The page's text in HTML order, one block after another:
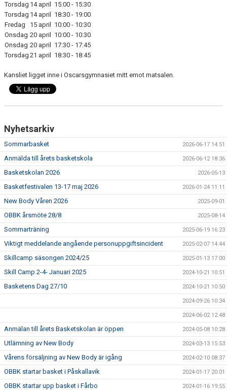
MEDLEMSSKAP
HJÄLPFOND
STYRELSEN
SCHYSST IDROTT LF KALMAR
Torsdag 14 april
15:00 - 15:30
Torsdag 14 april
18:30 - 19:00
Fredag
15 april
10:00 - 10:30
Onsdag 20 april
10:00 - 10:30
Onsdag 20 april
17:30 - 17:45
Torsdag 21 april 18:30 - 18:45
Kansliet ligget inne i Oscarsgymnasiet mitt emot matsalen.
Nyhetsarkiv
Sommarbasket 2026-06-17 14:51
Anmälda till årets basketskola 2026-06-12 18:36
Basketskolan 2026 2026-05-13
Basketfestivalen 13-17 maj 2026 2026-01-24 11:11
New Body Våren 2026 2025-09-01
OBBK årsmöte 28/8 2025-08-14
Sommarträning 2025-06-19 16:23
Viktigt meddelande angående personuppgiftsincident 2025-02-07 14:44
Skillcamp säsongen 2024/25 2025-01-13 17:00
Skill Camp 2-4- Januari 2025 2024-10-21 10:51
Basketens Dag 27/10 2024-10-21 10:50
2024-09-26 10:34
2024-06-02 12:48
Anmälan till årets Basketskolan är öppen 2024-05-08 10:28
Utlämning av New Body 2024-03-13 15:53
Vårens försäljning av New Body är igång 2024-02-10 08:37
OBBK startar basket i Påskallavik 2024-01-17 20:01
OBBK startar upp basket i Fårbo 2024-01-16 19:55